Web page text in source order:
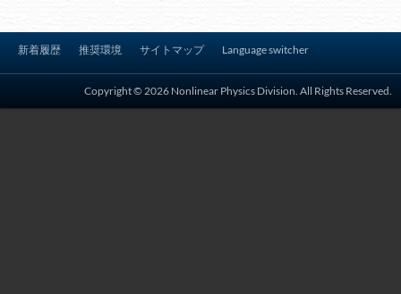
シ
ョ
新着履歴 推奨環境 サイトマップ Language switcher
Copyright © 2026 Nonlinear Physics Division. All Rights Reserved.